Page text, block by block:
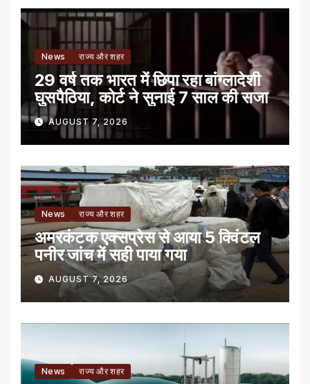
News राज्य और शहर
29 वर्ष तक भारत में छिपा रहा बांग्लादेशी
घुसपैठिया, कोर्ट ने सुनाई 7 साल की सजा
AUGUST 7, 2026
News राज्य और शहर
अमरकंटक एक्सप्रेस से आया 5 क्विंटल
पनीर जांच में सही पाया गया
AUGUST 7, 2026
News राज्य और शहर